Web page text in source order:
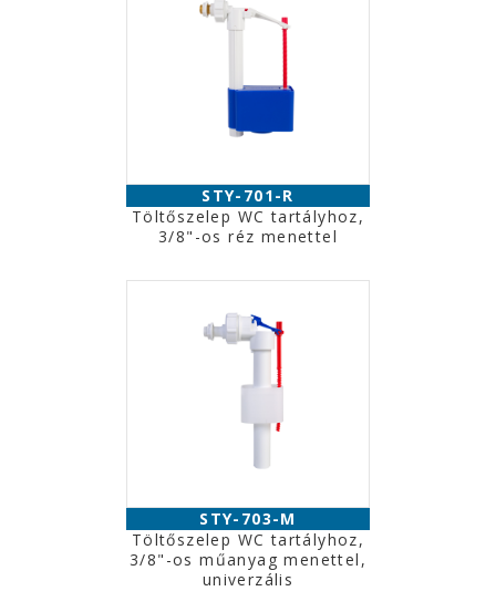
STY-701-R
Töltőszelep WC tartályhoz,
3/8"-os réz menettel
STY-703-M
Töltőszelep WC tartályhoz,
3/8"-os műanyag menettel,
univerzális